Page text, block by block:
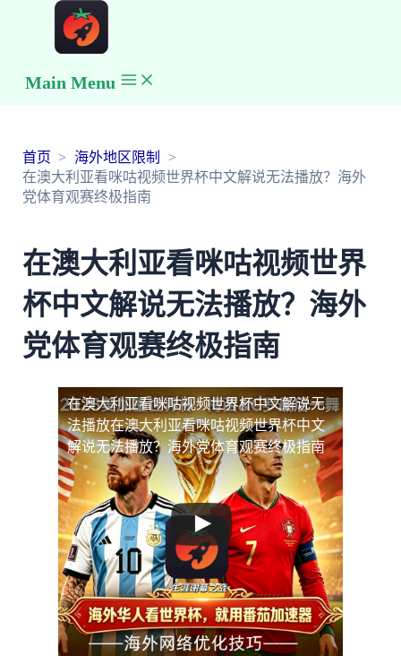
Main Menu
首页
海外地区限制
在澳大利亚看咪咕视频世界杯中文解说无法播放？海外
党体育观赛终极指南
在澳大利亚看咪咕视频世界
杯中文解说无法播放？海外
党体育观赛终极指南
在澳大利亚看咪咕视频世界杯中文解说无
法播放在澳大利亚看咪咕视频世界杯中文
解说无法播放？海外党体育观赛终极指南